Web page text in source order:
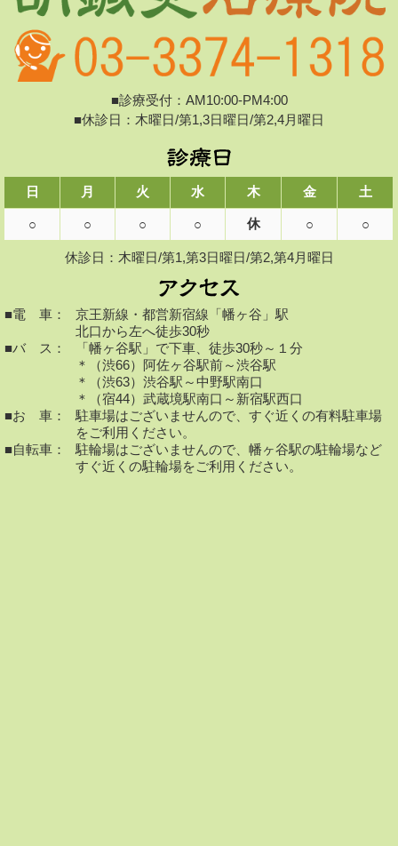
■診療受付：AM10:00-PM4:00
■休診日：木曜日/第1,3日曜日/第2,4月曜日
日 月 火 水 木 金 土
○ ○ ○ ○ 休 ○ ○
休診日：木曜日/第1,第3日曜日/第2,第4月曜日
■電 車：
京王新線・都営新宿線「幡ヶ谷」駅
北口から左へ徒歩30秒
■バ ス：
「幡ヶ谷駅」で下車、徒歩30秒～１分
＊（渋66）阿佐ヶ谷駅前～渋谷駅
＊（渋63）渋谷駅～中野駅南口
＊（宿44）武蔵境駅南口～新宿駅西口
■お 車：
駐車場はございませんので、すぐ近くの有料駐車場
をご利用ください。
■自転車：
駐輪場はございませんので、幡ヶ谷駅の駐輪場など
すぐ近くの駐輪場をご利用ください。